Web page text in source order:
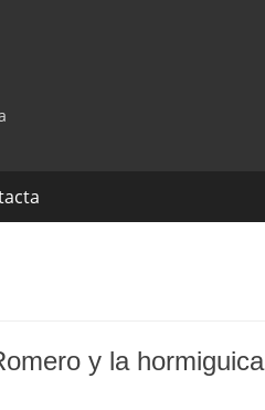
y la hormiguica